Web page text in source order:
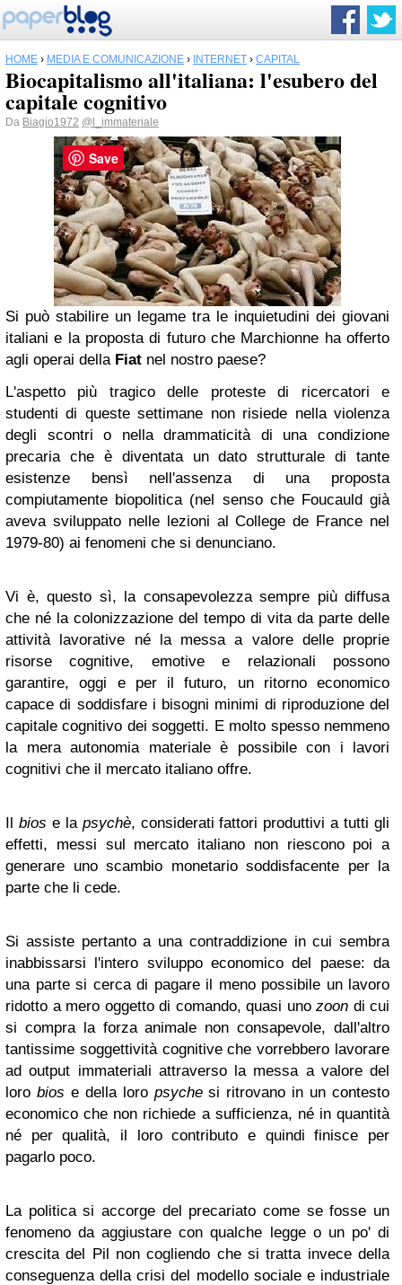
HOME › MEDIA E COMUNICAZIONE › INTERNET › CAPITAL
Biocapitalismo all'italiana: l'esubero del
capitale cognitivo
Da Biagio1972 @l_immateriale
Si può stabilire un legame tra le inquietudini dei giovani
italiani e la proposta di futuro che Marchionne ha offerto
agli operai della Fiat nel nostro paese?
L'aspetto più tragico delle proteste di ricercatori e
studenti di queste settimane non risiede nella violenza
degli scontri o nella drammaticità di una condizione
precaria che è diventata un dato strutturale di tante
esistenze bensì nell'assenza di una proposta
compiutamente biopolitica (nel senso che Foucauld già
aveva sviluppato nelle lezioni al College de France nel
1979-80) ai fenomeni che si denunciano.
Vi è, questo sì, la consapevolezza sempre più diffusa
che né la colonizzazione del tempo di vita da parte delle
attività lavorative né la messa a valore delle proprie
risorse cognitive, emotive e relazionali possono
garantire, oggi e per il futuro, un ritorno economico
capace di soddisfare i bisogni minimi di riproduzione del
capitale cognitivo dei soggetti. E molto spesso nemmeno
la mera autonomia materiale è possibile con i lavori
cognitivi che il mercato italiano offre.
Il bios e la psychè, considerati fattori produttivi a tutti gli
effetti, messi sul mercato italiano non riescono poi a
generare uno scambio monetario soddisfacente per la
parte che li cede.
Si assiste pertanto a una contraddizione in cui sembra
inabbissarsi l'intero sviluppo economico del paese: da
una parte si cerca di pagare il meno possibile un lavoro
ridotto a mero oggetto di comando, quasi uno zoon di cui
si compra la forza animale non consapevole, dall'altro
tantissime soggettività cognitive che vorrebbero lavorare
ad output immateriali attraverso la messa a valore del
loro bios e della loro psychesi ritrovano in un contesto
economico che non richiede a sufficienza, né in quantità
né per qualità, il loro contributo e quindi finisce per
pagarlo poco.
La politica si accorge del precariato come se fosse un
fenomeno da aggiustare con qualche legge o un po' di
crescita del Pil non cogliendo che si tratta invece della
conseguenza della crisi del modello sociale e industriale
Save